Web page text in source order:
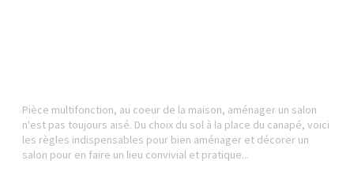
Pièce multifonction, au coeur de la maison, aménager un salon
n'est pas toujours aisé. Du choix du sol à la place du canapé, voici
les règles indispensables pour bien aménager et décorer un
salon pour en faire un lieu convivial et pratique...